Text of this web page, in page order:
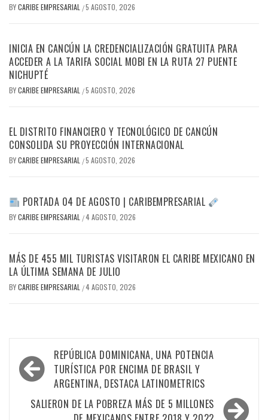
BYCARIBE EMPRESARIAL /5 AGOSTO, 2026
INICIA EN CANCÚN LA CREDENCIALIZACIÓN GRATUITA PARA
ACCEDER A LA TARIFA SOCIAL MOBI EN LA RUTA 27 PUENTE
NICHUPTÉ
BYCARIBE EMPRESARIAL /5 AGOSTO, 2026
EL DISTRITO FINANCIERO Y TECNOLÓGICO DE CANCÚN
CONSOLIDA SU PROYECCIÓN INTERNACIONAL
BYCARIBE EMPRESARIAL /5 AGOSTO, 2026
PORTADA 04 DE AGOSTO | CARIBEMPRESARIAL
BYCARIBE EMPRESARIAL /4 AGOSTO, 2026
MÁS DE 455 MIL TURISTAS VISITARON EL CARIBE MEXICANO EN
LA ÚLTIMA SEMANA DE JULIO
BYCARIBE EMPRESARIAL /4 AGOSTO, 2026
Navegación
de
entradas
REPÚBLICA DOMINICANA, UNA POTENCIA
TURÍSTICA POR ENCIMA DE BRASIL Y
ARGENTINA, DESTACA LATINOMETRICS
SALIERON DE LA POBREZA MÁS DE 5 MILLONES